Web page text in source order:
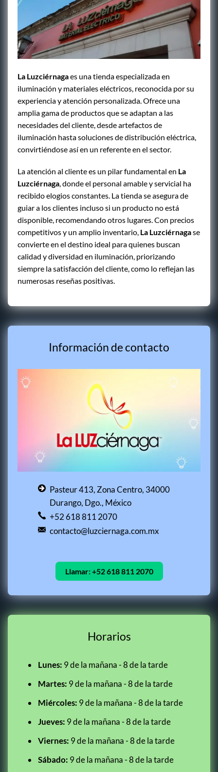
La Luzciérnagaes una tienda especializada en
iluminación y materiales eléctricos, reconocida por su
experiencia y atención personalizada. Ofrece una
amplia gama de productos que se adaptan a las
necesidades del cliente, desde artefactos de
iluminación hasta soluciones de distribución eléctrica,
convirtiéndose así en un referente en el sector.
La atención al cliente es un pilar fundamental en La
Luzciérnaga , donde el personal amable y servicial ha
recibido elogios constantes. La tienda se asegura de
guiar a los clientes incluso si un producto no está
disponible, recomendando otros lugares. Con precios
competitivos y un amplio inventario, La Luzciérnagase
convierte en el destino ideal para quienes buscan
calidad y diversidad en iluminación, priorizando
siempre la satisfacción del cliente, como lo reflejan las
numerosas reseñas positivas.
Información de contacto
Pasteur 413, Zona Centro, 34000
Durango, Dgo., México
+52 618 811 2070
contacto@luzciernaga.com.mx
Llamar:+52 618 811 2070
Horarios
Lunes: 9 de la mañana - 8 de la tarde
Martes: 9 de la mañana - 8 de la tarde
Miércoles: 9 de la mañana - 8 de la tarde
Jueves: 9 de la mañana - 8 de la tarde
Viernes: 9 de la mañana - 8 de la tarde
Sábado: 9 de la mañana - 8 de la tarde